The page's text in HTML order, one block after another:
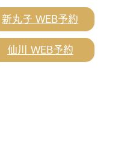
新丸子 WEB予約
仙川 WEB予約